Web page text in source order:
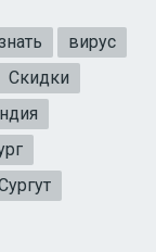
вирус
Скидки